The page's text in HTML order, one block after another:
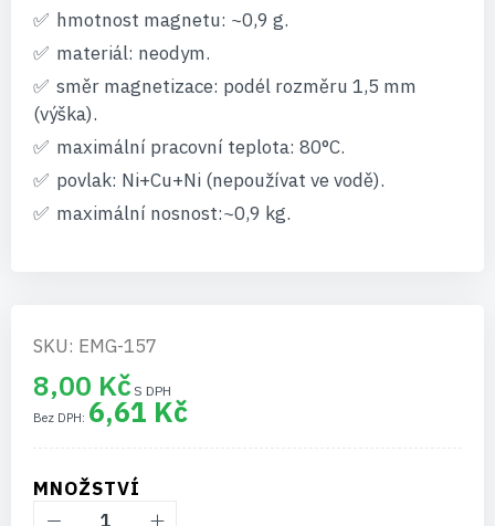
hmotnost magnetu: ~0,9 g.
materiál: neodym.
směr magnetizace: podél rozměru 1,5 mm
(výška).
maximální pracovní teplota: 80°C.
povlak: Ni+Cu+Ni (nepoužívat ve vodě).
maximální nosnost:~0,9 kg.
SKU: EMG-157
8,00 Kč
6,61 Kč
MNOŽSTVÍ